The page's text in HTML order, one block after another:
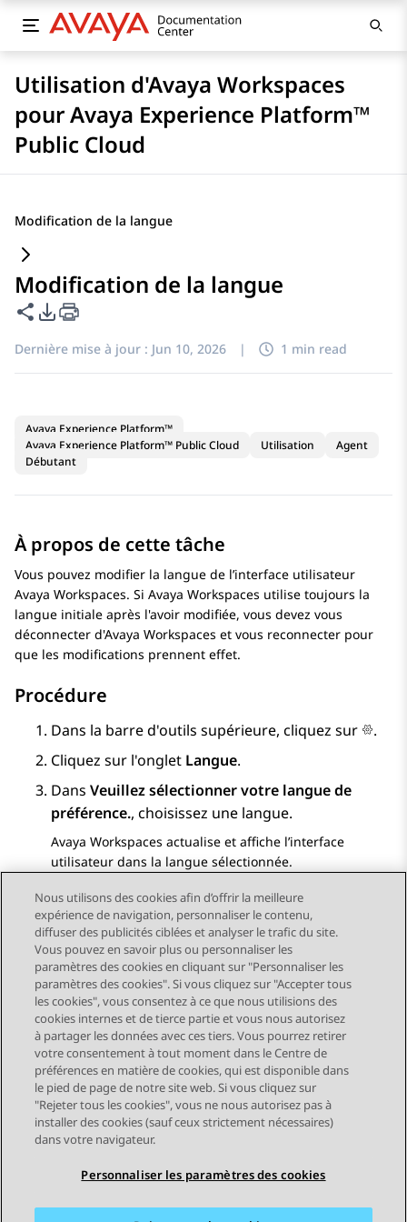
Utilisation d'Avaya Workspaces
pour Avaya Experience Platform™
Public Cloud
Modification de la langue
Modification de la langue
Partager cette page
Options d'exportation PDF
Dernière mise à jour : Jun 10, 2026 | 1 min read
Avaya Experience Platform™
Avaya Experience Platform™ Public Cloud
Utilisation
Agent
Débutant
À propos de cette tâche
Vous pouvez modifier la langue de l’interface utilisateur
Avaya Workspaces. Si Avaya Workspaces utilise toujours la
langue initiale après l'avoir modifiée, vous devez vous
déconnecter d'Avaya Workspaces et vous reconnecter pour
que les modifications prennent effet.
Procédure
Dans la barre d'outils supérieure, cliquez sur
.
Cliquez sur l'onglet Langue.
Dans Veuillez sélectionner votre langue de
préférence., choisissez une langue.
Avaya Workspaces actualise et affiche l’interface
utilisateur dans la langue sélectionnée.
Send Feedback
Navigation par sujet
Sujet précédent Sujet suivant
STAY CONNECTED
Nous utilisons des cookies afin d’offrir la meilleure
expérience de navigation, personnaliser le contenu,
diffuser des publicités ciblées et analyser le trafic du site.
Vous pouvez en savoir plus ou personnaliser les
paramètres des cookies en cliquant sur "Personnaliser les
paramètres des cookies". Si vous cliquez sur "Accepter tous
les cookies", vous consentez à ce que nous utilisions des
cookies internes et de tierce partie et vous nous autorisez
à partager les données avec ces tiers. Vous pourrez retirer
votre consentement à tout moment dans le Centre de
préférences en matière de cookies, qui est disponible dans
le pied de page de notre site web. Si vous cliquez sur
"Rejeter tous les cookies", vous ne nous autorisez pas à
installer des cookies (sauf ceux strictement nécessaires)
dans votre navigateur.
Personnaliser les paramètres des cookies